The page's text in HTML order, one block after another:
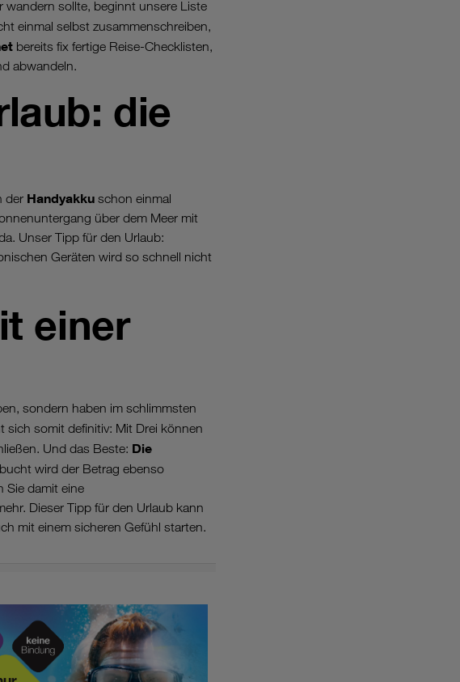
wandern sollte, beginnt unsere Liste
einmal selbst zusammenschreiben,
bereits fix fertige Reise-Checklisten,
abwandeln.
die
der Handyakku schon einmal
über dem Meer mit
Unser Tipp für den Urlaub:
Geräten wird so schnell nicht
einer
sondern haben im schlimmsten
sich somit definitiv: Mit Drei können
Und das Beste: Die
wird der Betrag ebenso
Sie damit eine
Dieser Tipp für den Urlaub kann
mit einem sicheren Gefühl starten.